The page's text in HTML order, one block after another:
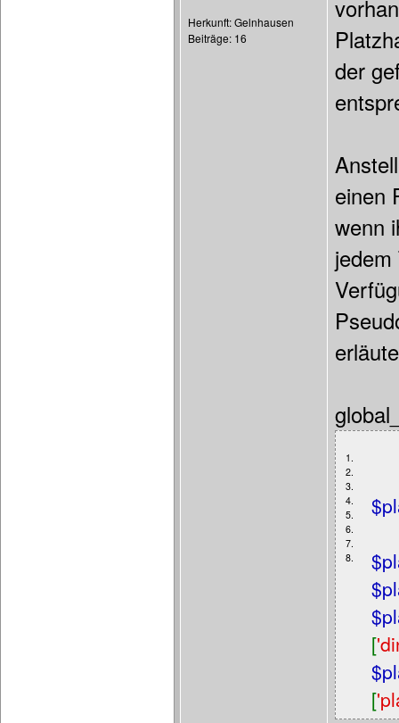
Herkunft: Gelnhausen
Beiträge: 16
der
einen
wenn
1.
2.
3.
4.
5.
6.
7.
8.
[
[